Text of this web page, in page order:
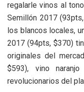
regalarle vinos al
Semillón 2017
los blancos locales,
2017 (94pts, $370)
originales del
$593), vino
revolucionarios del